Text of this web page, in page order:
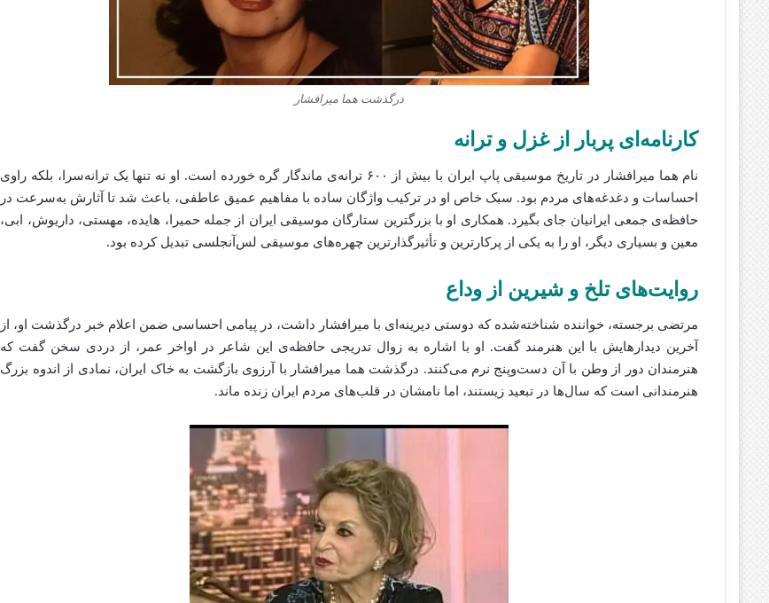
درگذشت هما میرافشار
کارنامه‌ای پربار از غزل و ترانه
نام هما میرافشار در تاریخ موسیقی پاپ ایران با بیش از ۶۰۰ ترانه‌ی ماندگار گره خورده است. او نه تنها یک ترانه‌سرا، بلکه راوی
احساسات و دغدغه‌های مردم بود. سبک خاص او در ترکیب واژگان ساده با مفاهیم عمیق عاطفی، باعث شد تا آثارش به‌سرعت در
حافظه‌ی جمعی ایرانیان جای بگیرد. همکاری او با بزرگترین ستارگان موسیقی ایران از جمله حمیرا، هایده، مهستی، داریوش، ابی،
معین و بسیاری دیگر، او را به یکی از پرکارترین و تأثیرگذارترین چهره‌های موسیقی لس‌آنجلسی تبدیل کرده بود.
روایت‌های تلخ و شیرین از وداع
مرتضی برجسته، خواننده شناخته‌شده که دوستی دیرینه‌ای با میرافشار داشت، در پیامی احساسی ضمن اعلام خبر درگذشت او، از
آخرین دیدارهایش با این هنرمند گفت. او با اشاره به زوال تدریجی حافظه‌ی این شاعر در اواخر عمر، از دردی سخن گفت که
هنرمندان دور از وطن با آن دست‌وپنج نرم می‌کنند. درگذشت هما میرافشار با آرزوی بازگشت به خاک ایران، نمادی از اندوه بزرگ
هنرمندانی است که سال‌ها در تبعید زیستند، اما نامشان در قلب‌های مردم ایران زنده ماند.